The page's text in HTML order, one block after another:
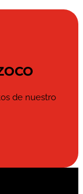
de nuestro